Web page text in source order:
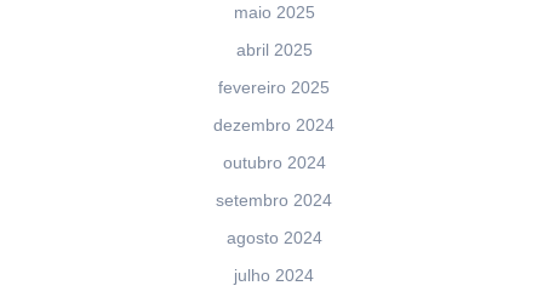
maio 2025
abril 2025
fevereiro 2025
dezembro 2024
outubro 2024
setembro 2024
agosto 2024
julho 2024